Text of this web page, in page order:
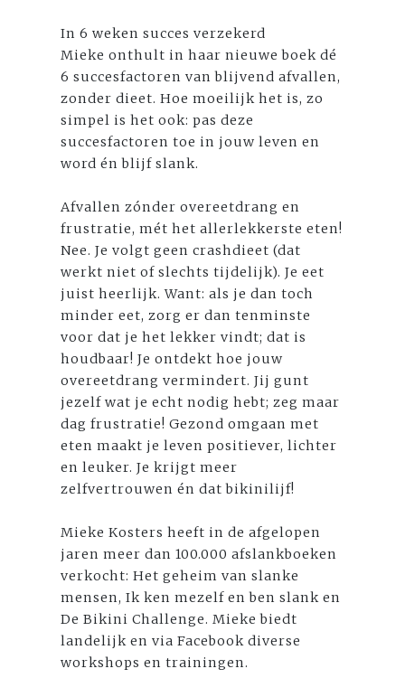
In 6 weken succes verzekerd
Mieke onthult in haar nieuwe boek dé
6 succesfactoren van blijvend afvallen,
zonder dieet. Hoe moeilijk het is, zo
simpel is het ook: pas deze
succesfactoren toe in jouw leven en
word én blijf slank.
Afvallen zónder overeetdrang en
frustratie, mét het allerlekkerste eten!
Nee. Je volgt geen crashdieet (dat
werkt niet of slechts tijdelijk). Je eet
juist heerlijk. Want: als je dan toch
minder eet, zorg er dan tenminste
voor dat je het lekker vindt; dat is
houdbaar! Je ontdekt hoe jouw
overeetdrang vermindert. Jij gunt
jezelf wat je echt nodig hebt; zeg maar
dag frustratie! Gezond omgaan met
eten maakt je leven positiever, lichter
en leuker. Je krijgt meer
zelfvertrouwen én dat bikinilijf!
Mieke Kosters heeft in de afgelopen
jaren meer dan 100.000 afslankboeken
verkocht: Het geheim van slanke
mensen, Ik ken mezelf en ben slank en
De Bikini Challenge. Mieke biedt
landelijk en via Facebook diverse
workshops en trainingen.